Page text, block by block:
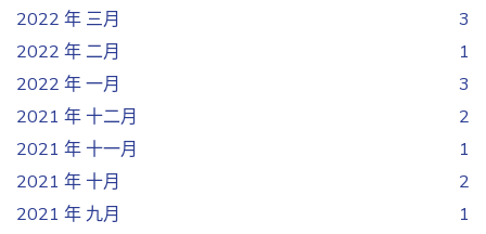
2022 年 三月
3
2022 年 二月
1
2022 年 一月
3
2021 年 十二月
2
2021 年 十一月
1
2021 年 十月
2
2021 年 九月
1